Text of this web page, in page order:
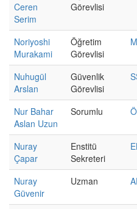
Ceren
Serim
Görevlisi
Noriyoshi
Murakami
Öğretim
Görevlisi
Nuhugül
Arslan
Güvenlik
Görevlisi
Nur Bahar
Aslan Uzun
Sorumlu
Nuray
Çapar
Enstitü
Sekreteri
Nuray
Güvenir
Uzman